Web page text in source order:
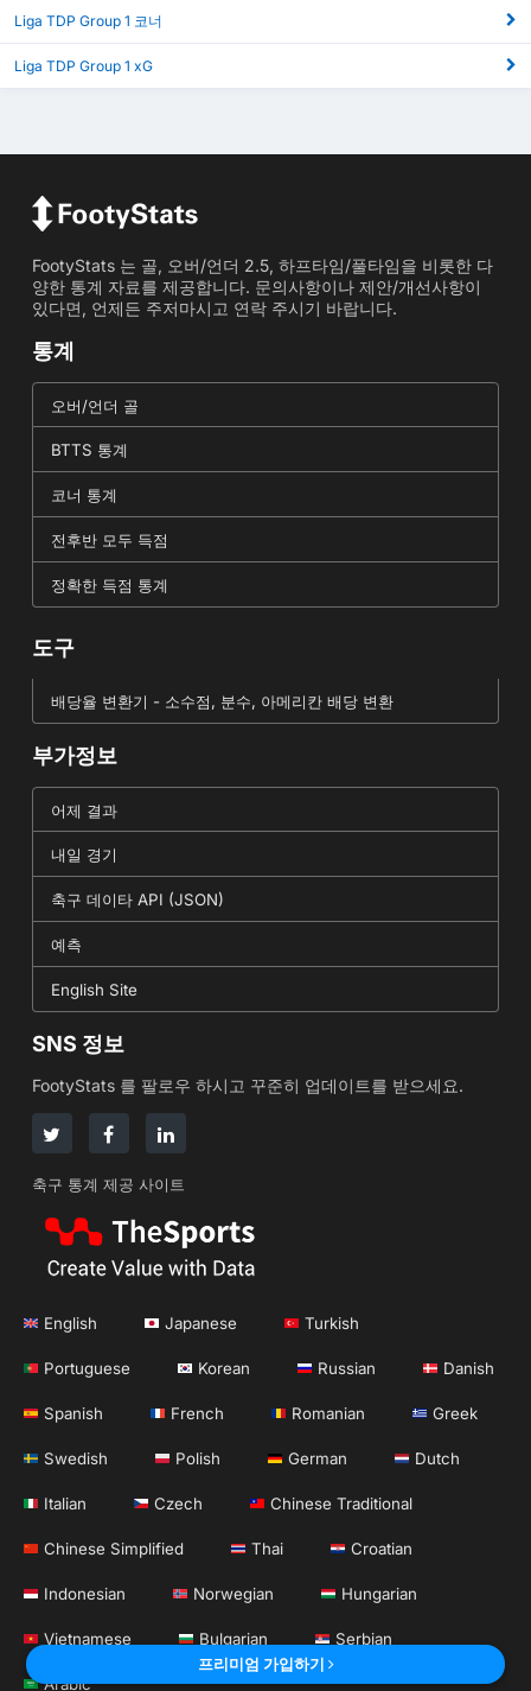
Liga TDP Group 1 코너
Liga TDP Group 1 xG
FootyStats 는 골, 오버/언더 2.5, 하프타임/풀타임을 비롯한 다
양한 통계 자료를 제공합니다. 문의사항이나 제안/개선사항이
있다면, 언제든 주저마시고 연락 주시기 바랍니다.
통계
오버/언더 골
BTTS 통계
코너 통계
전후반 모두 득점
정확한 득점 통계
도구
배당율 변환기 - 소수점, 분수, 아메리칸 배당 변환
부가정보
어제 결과
내일 경기
축구 데이타 API (JSON)
예측
English Site
SNS 정보
FootyStats 를 팔로우 하시고 꾸준히 업데이트를 받으세요.
축구 통계 제공 사이트
English Japanese Turkish
Portuguese Korean Russian Danish
Spanish French Romanian Greek
Swedish Polish German Dutch
Italian Czech Chinese Traditional
Chinese Simplified Thai Croatian
Indonesian Norwegian Hungarian
Vietnamese Bulgarian Serbian
Arabic
프리미엄 가입하기